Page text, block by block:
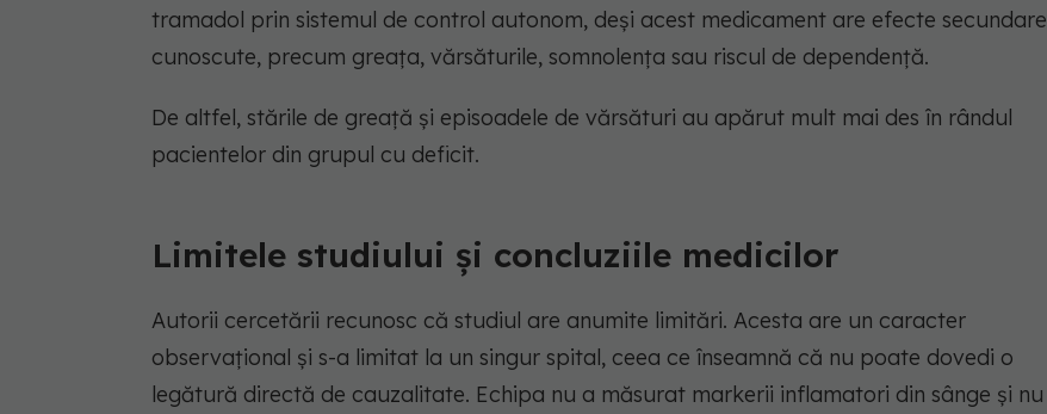
tramadol prin sistemul de control autonom, deși acest medicament are efecte secundare
cunoscute, precum greața, vărsăturile, somnolența sau riscul de dependență.
De altfel, stările de greață și episoadele de vărsături au apărut mult mai des în rândul
pacientelor din grupul cu deficit.
Limitele studiului și concluziile medicilor
Autorii cercetării recunosc că studiul are anumite limitări. Acesta are un caracter
observațional și s-a limitat la un singur spital, ceea ce înseamnă că nu poate dovedi o
legătură directă de cauzalitate. Echipa nu a măsurat markerii inflamatori din sânge și nu